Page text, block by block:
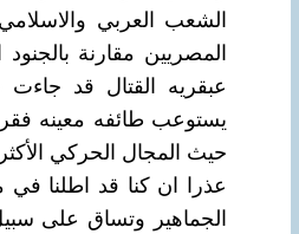
الشعب العربي
المصريين مقارنة
عبقريه القتال قد
يستوعب طائفه معينه
حيث المجال الحركي
عذرا ان كنا قد اطلنا
الجماهير وتساق على